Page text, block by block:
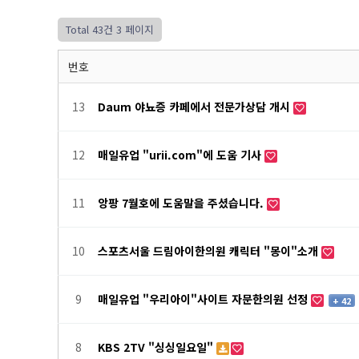
Total 43건 3 페이지
번호
13 Daum 야뇨증 카페에서 전문가상담 개시
12 매일유업 "urii.com"에 도움 기사
11 앙팡 7월호에 도움말을 주셨습니다.
10 스포츠서울 드림아이한의원 캐릭터 "몽이"소개
9 매일유업 "우리아이"사이트 자문한의원 선정 + 42
8 KBS 2TV "싱싱일요일"